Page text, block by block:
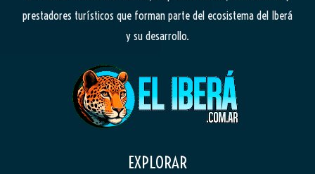
prestadores turísticos que forman parte del ecosistema del Iberá
y su desarrollo.
EXPLORAR